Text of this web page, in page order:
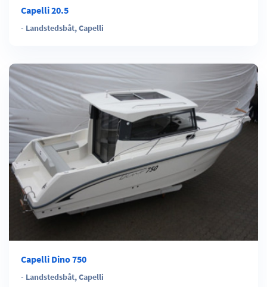
Capelli 20.5
- Landstedsbåt,Capelli
Capelli Dino 750
- Landstedsbåt,Capelli